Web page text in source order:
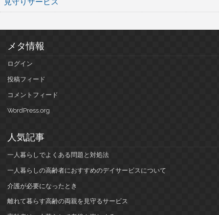
メタ情報
ログイン
投稿フィード
コメントフィード
WordPress.org
人気記事
一人暮らしでよくある問題と対処法
一人暮らしの高齢者におすすめのデイサービスについて
介護が必要になったとき
離れて暮らす高齢の両親を見守るサービス